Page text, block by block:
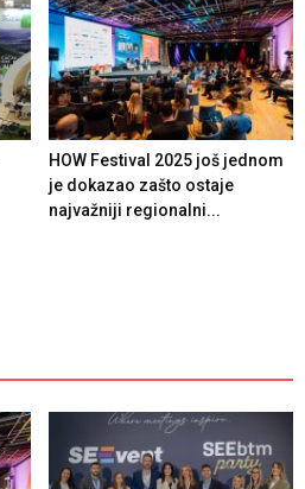
HOW Festival 2025 još jednom
je dokazao zašto ostaje
najvažniji regionalni...